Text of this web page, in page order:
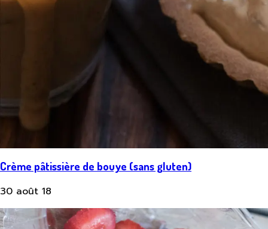
Crème pâtissière de bouye (sans gluten)
30 août 18